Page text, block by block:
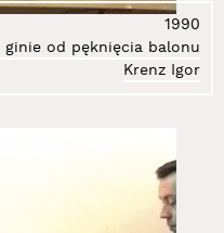
1990
ginie od pęknięcia balonu
Krenz Igor